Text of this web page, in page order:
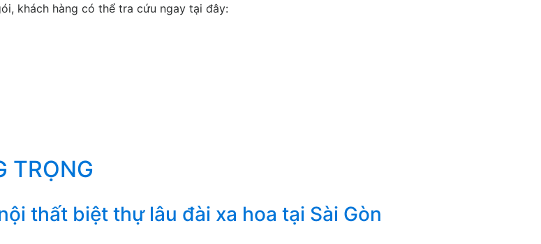
khách hàng có thể tra cứu ngay tại đây:
TRỌNG
thất biệt thự lâu đài xa hoa tại Sài Gòn